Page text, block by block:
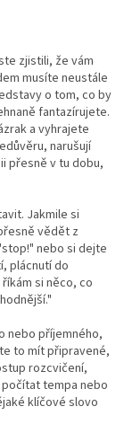
zjistili, že vám
musíte neustále
o tom, co by
fantazírujete.
a vyhrajete
narušují
přesně v tu dobu,
Jakmile si
vědět z
nebo si dejte
plácnutí do
si něco, co
nebo příjemného,
to mít připravené,
rozcvičení,
tempa nebo
klíčové slovo